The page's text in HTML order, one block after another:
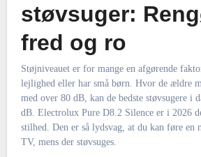
støvsuger:
fred og ro
Støjniveauet er for mange en afgørende
lejlighed eller har små børn. Hvor de ældre
med over 80 dB, kan de bedste støvsugere i
dB. Electrolux Pure D8.2 Silence er i 2026
stilhed. Den er så lydsvag, at du kan føre en
TV, mens der støvsuges.